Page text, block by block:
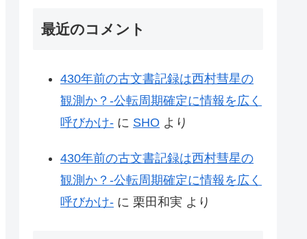
最近のコメント
430年前の古文書記録は西村彗星の
観測か？-公転周期確定に情報を広く
呼びかけ- に SHO より
430年前の古文書記録は西村彗星の
観測か？-公転周期確定に情報を広く
呼びかけ- に 栗田和実 より